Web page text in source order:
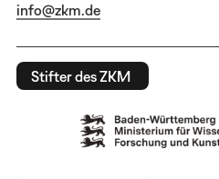
info@zkm.de
Stifter des ZKM